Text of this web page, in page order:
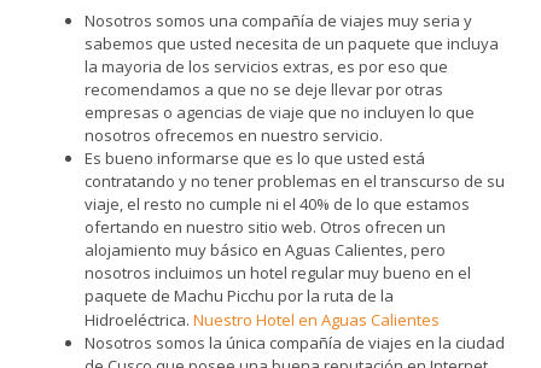
Nosotros somos una compañía de viajes muy seria y
sabemos que usted necesita de un paquete que incluya
la mayoria de los servicios extras, es por eso que
recomendamos a que no se deje llevar por otras
empresas o agencias de viaje que no incluyen lo que
nosotros ofrecemos en nuestro servicio.
Es bueno informarse que es lo que usted está
contratando y no tener problemas en el transcurso de su
viaje, el resto no cumple ni el 40% de lo que estamos
ofertando en nuestro sitio web. Otros ofrecen un
alojamiento muy básico en Aguas Calientes, pero
nosotros incluimos un hotel regular muy bueno en el
paquete de Machu Picchu por la ruta de la
Hidroeléctrica. Nuestro Hotel en Aguas Calientes
Nosotros somos la única compañía de viajes en la ciudad